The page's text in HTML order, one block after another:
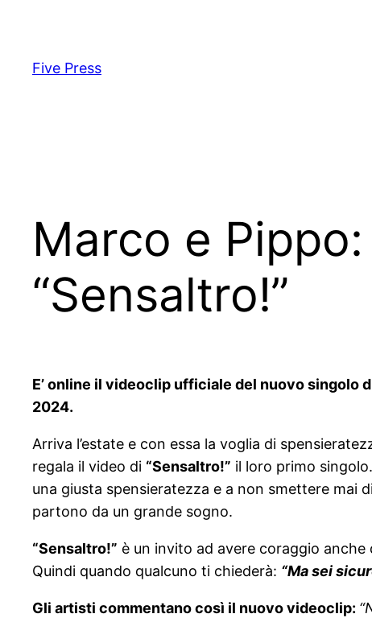
content
Five Press
Marco e
“Sensaltro!”
E’ online il videoclip ufficiale del nuovo singolo
2024.
Arriva l’estate e con essa la voglia di
regala il video di “Sensaltro!” il loro primo
una giusta spensieratezza e a non smettere mai
partono da un grande sogno.
“Sensaltro!” è un invito ad avere coraggio
Quindi quando qualcuno ti chiederà: “Ma sei
Gli artisti commentano così il nuovo videoclip: “